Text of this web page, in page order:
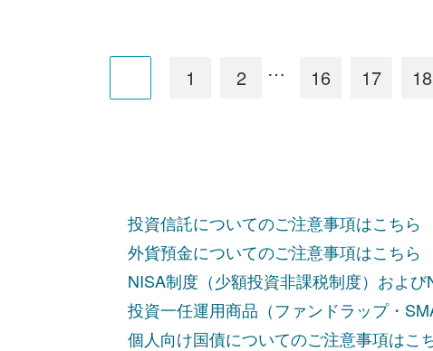
1 2 … 16 17 18
投資信託についてのご注意事項はこちら
外貨預金についてのご注意事項はこちら
NISA制度（少額投資非課税制度）およ
投資一任運用商品（ファンドラップ・
個人向け国債についてのご注意事項はこ